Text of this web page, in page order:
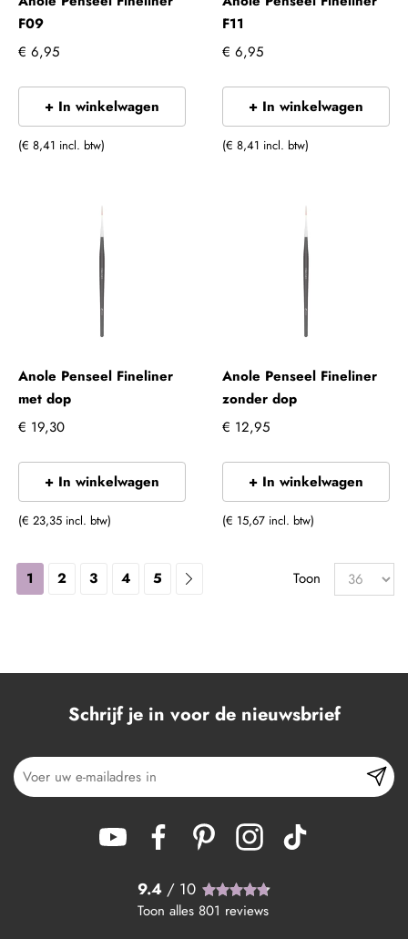
F09
€ 6,95
+ In winkelwagen
(€ 8,41 incl. btw)
F11
€ 6,95
+ In winkelwagen
(€ 8,41 incl. btw)
Anole Penseel Fineliner
met dop
€ 19,30
+ In winkelwagen
(€ 23,35 incl. btw)
Anole Penseel Fineliner
zonder dop
€ 12,95
+ In winkelwagen
(€ 15,67 incl. btw)
1 2 3 4 5 Toon
Schrijf je in voor de nieuwsbrief
9.4 / 10
Toon alles 801 reviews